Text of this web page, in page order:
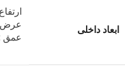
ابعاد داخلی
ارتفاع
عرض :
عمق :